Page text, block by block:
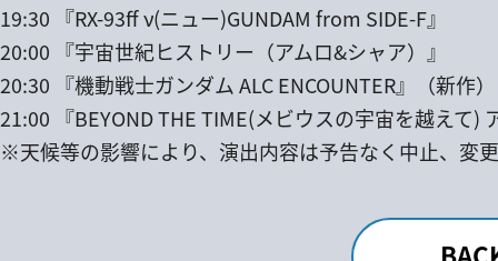
19:30 『RX-93ff ν(ニュー)GUNDAM from SIDE-F』
20:00 『宇宙世紀ヒストリー（アムロ&シャア）』
20:30 『機動戦士ガンダム ALC ENCOUNTER』（新作）
21:00 『BEYOND THE TIME(メビウスの宇宙を越えて)
※天候等の影響により、演出内容は予告なく中止、変